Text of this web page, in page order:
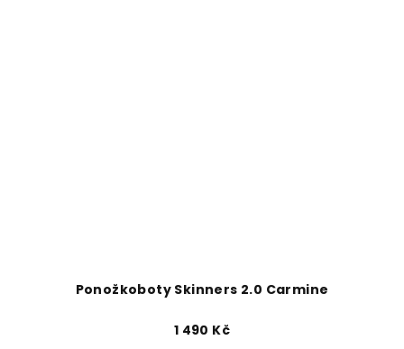
Ponožkoboty Skinners 2.0 Carmine
1 490 Kč